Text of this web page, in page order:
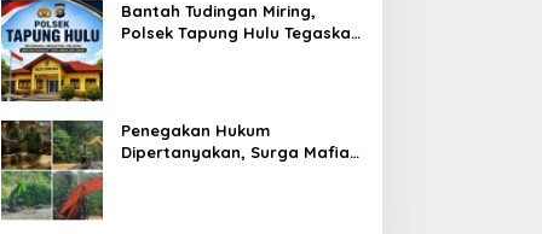
Bantah Tudingan Miring,
Polsek Tapung Hulu Tegaskan
Penegakan Hukum
Dipertanyakan, Surga Mafia